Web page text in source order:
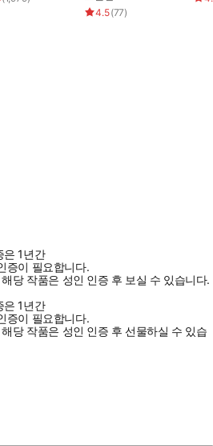
4.5(77)
은 1년간
증이 필요합니다.
해당 작품은 성인 인증 후 보실 수 있습니다.
은 1년간
증이 필요합니다.
해당 작품은 성인 인증 후 선물하실 수 있습